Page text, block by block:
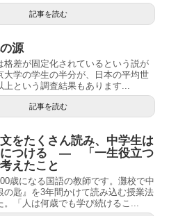
記事を読む
源
格差が固定化されているという説が
大学の学生の半分が、日本の平均世
上という調査結果もあります...
記事を読む
をたくさん読み、中学生は
につける ― 「一生役立つ
えたこと
歳になる国語の教師です。灘校で中
の匙』を3年間かけて読み込む授業法
。「人は何歳でも学び続けるこ...